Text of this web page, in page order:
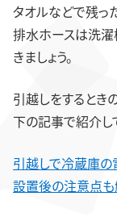
タオルなどで残っ
排水ホースは洗
きましょう。
引越しをするとき
下の記事で紹介し
引越しで冷蔵庫
設置後の注意点